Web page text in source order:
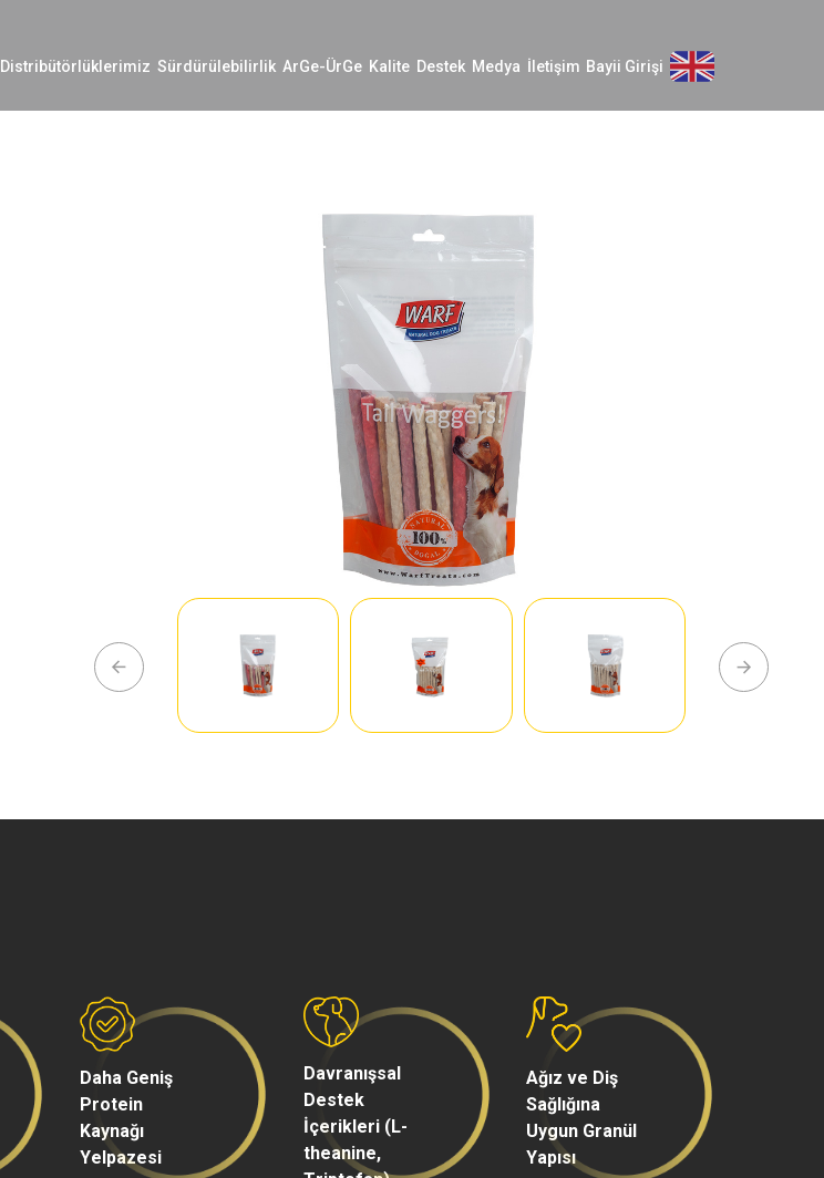
Distribütörlüklerimiz Sürdürülebilirlik ArGe-ÜrGe Kalite Destek Medya İletişim Bayii Girişi
Daha Geniş
Protein
Kaynağı
Yelpazesi
Davranışsal
Destek
İçerikleri (L-
theanine,
Ağız ve Diş
Sağlığına
Uygun Granül
Yapısı